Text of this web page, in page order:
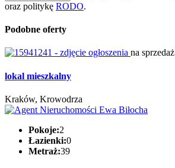
oraz politykę RODO.
Podobne oferty
na sprzedaż
lokal mieszkalny
Kraków, Krowodrza
Pokoje:2
Łazienki:0
Metraż:39